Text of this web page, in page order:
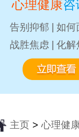
心理健康咨
告别抑郁
如何
战胜焦虑
化解
主页 >心理健